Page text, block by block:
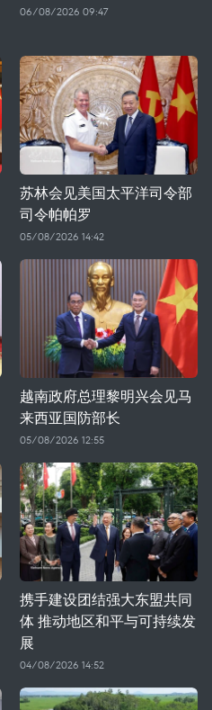
06/08/2026 09:47
苏林会见美国太平洋司令部
司令帕帕罗
05/08/2026 14:42
越南政府总理黎明兴会见马
来西亚国防部长
05/08/2026 12:55
携手建设团结强大东盟共同
体 推动地区和平与可持续发
展
04/08/2026 14:52